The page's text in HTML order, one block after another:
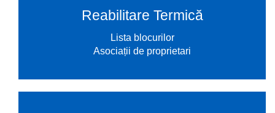
Reabilitare Termică
Lista blocurilor
Asociații de proprietari